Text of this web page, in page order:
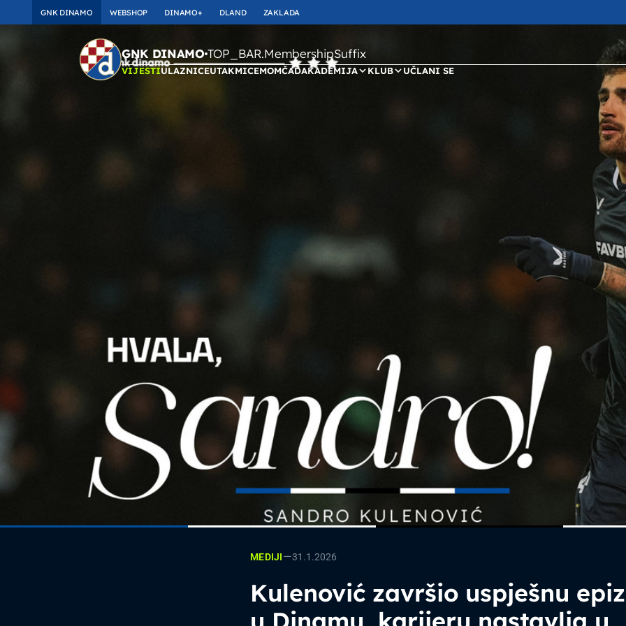
GNK DINAMO WEBSHOP DINAMO+ DLAND ZAKLADA
GNK DINAMO TOP_BAR.MembershipSuffix
VIJESTIULAZNICEUTAKMICEMOMČADAKADEMIJA KLUB UČLANI SE
MEDIJI—31.1.2026
Kulenović završio uspješnu